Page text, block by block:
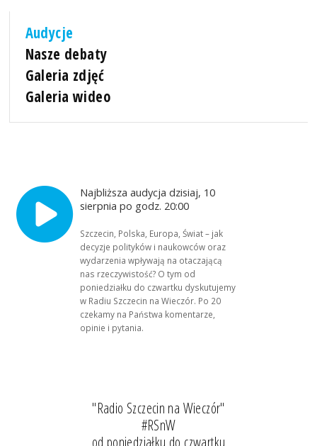
Audycje
Nasze debaty
Galeria zdjęć
Galeria wideo
Najbliższa audycja dzisiaj, 10
sierpnia po godz. 20:00
Szczecin, Polska, Europa, Świat – jak
decyzje polityków i naukowców oraz
wydarzenia wpływają na otaczającą
nas rzeczywistość? O tym od
poniedziałku do czwartku dyskutujemy
w Radiu Szczecin na Wieczór. Po 20
czekamy na Państwa komentarze,
opinie i pytania.
"Radio Szczecin na Wieczór"
#RSnW
od poniedziałku do czwartku